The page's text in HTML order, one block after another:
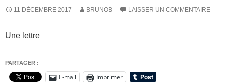
11 DÉCEMBRE 2017 BRUNOB LAISSER UN COMMENTAIRE
Une lettre
PARTAGER :
E-mail Imprimer